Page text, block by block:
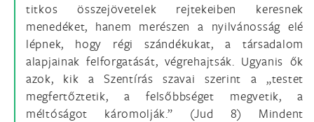
titkos összejövetelek rejtekeiben keresnek
menedéket, hanem merészen a nyilvánosság elé
lépnek, hogy régi szándékukat, a társadalom
alapjainak felforgatását, végrehajtsák. Ugyanis ők
azok, kik a Szentírás szavai szerint a „testet
megfertőztetik, a felsőbbséget megvetik, a
méltóságot káromolják.” (Jud 8) Mindent